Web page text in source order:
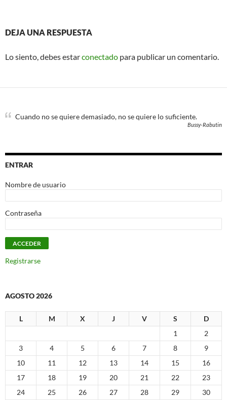
DEJA UNA RESPUESTA
Lo siento, debes estarconectado para publicar un comentario.
Cuando no se quiere demasiado, no se quiere lo suficiente.
Bussy-Rabutin
ENTRAR
Nombre de usuario
Contraseña
Registrarse
AGOSTO 2026
L M X J V S
D
1
2
3
4 5 6 7 8
9
10
11 12 13 14 15
16
17
18 19 20 21 22
23
24
25 26 27 28 29
30